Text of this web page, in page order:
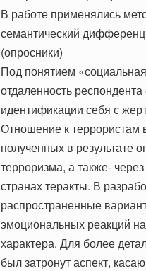
В работе применялись
семантический
(опросники)
Под понятием
отдаленность
идентификации себя с
Отношение к террористам
полученных в результате
терроризма, а также-
странах теракты. В
распространенные
эмоциональных реакций
характера. Для более
был затронут аспект,